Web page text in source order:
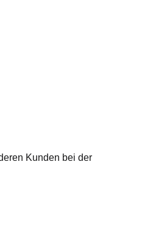
Kunden bei der